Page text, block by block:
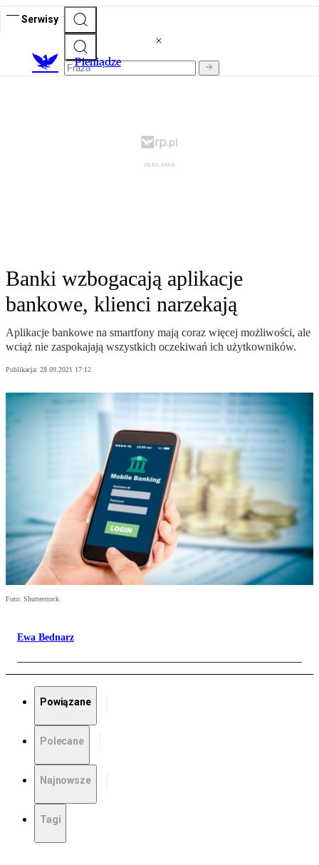
Serwisy
Pieniądze
Banki wzbogacają aplikacje
bankowe, klienci narzekają
Aplikacje bankowe na smartfony mają coraz więcej możliwości, ale
wciąż nie zaspokajają wszystkich oczekiwań ich użytkowników.
Publikacja: 28.09.2021 17:12
Foto: Shutterstock
Ewa Bednarz
Powiązane
Polecane
Najnowsze
Tagi